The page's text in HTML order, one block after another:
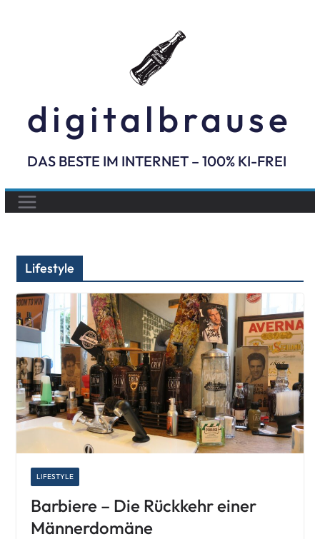
digitalbrause
DAS BESTE IM INTERNET – 100% KI-FREI
Lifestyle
LIFESTYLE
Barbiere – Die Rückkehr einer
Männerdomäne